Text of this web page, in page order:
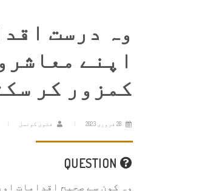
وہ درست
اپنے
کمزور کر
فتویٰ کونسل
وہ کون سے صحیح اقدامات